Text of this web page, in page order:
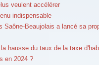
veulent accélérer
indispensable
Saône-Beaujolais a lancé sa
hausse du taux de la taxe
en 2024 ?